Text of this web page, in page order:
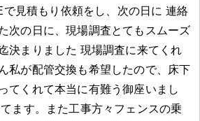
で見積もり依頼をし、次の日に 連絡
次の日に、現場調査とてもスムーズ
決まりました 現場調査に来てくれ
私が配管交換も希望したので、床下
てくれて本当に有難う御座いまし
ます。また工事方々フェンスの乗